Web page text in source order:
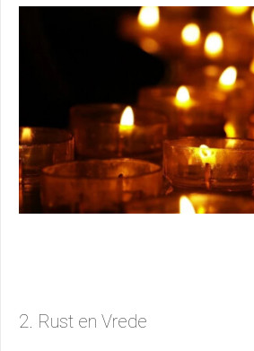
2. Rust en Vrede